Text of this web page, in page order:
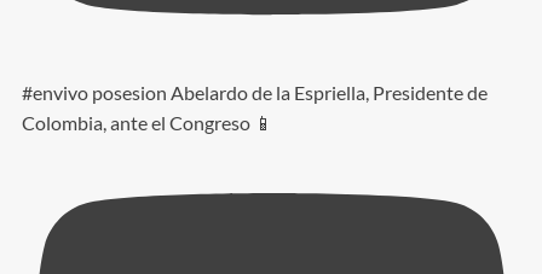
#envivo posesion Abelardo de la Espriella, Presidente de
Colombia, ante el Congreso 📱